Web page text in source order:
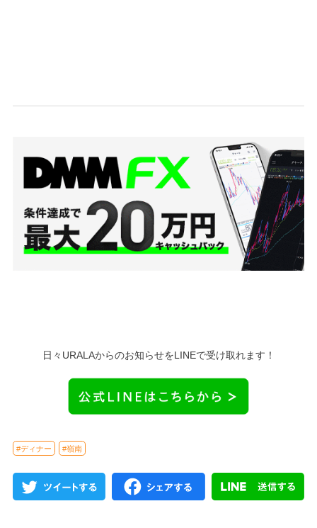
日々URALAからのお知らせをLINEで受け取れます！
#ディナー #嶺南